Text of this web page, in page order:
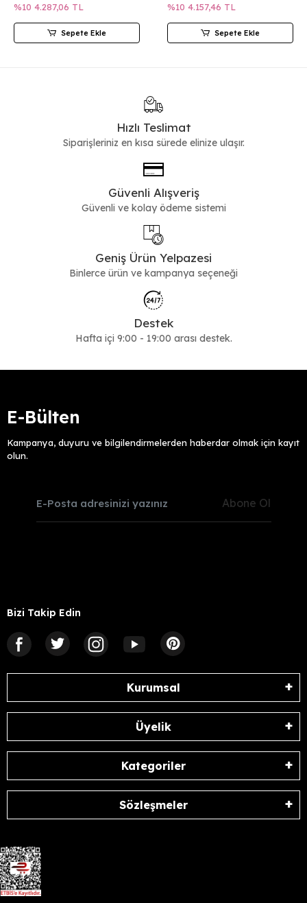
%10 4.287,06 TL
Sepete Ekle
%10 4.157,46 TL
Sepete Ekle
Hızlı Teslimat
Siparişleriniz en kısa sürede elinize ulaşır.
Güvenli Alışveriş
Güvenli ve kolay ödeme sistemi
Geniş Ürün Yelpazesi
Binlerce ürün ve kampanya seçeneği
Destek
Hafta içi 9:00 - 19:00 arası destek.
E-Bülten
Kampanya, duyuru ve bilgilendirmelerden haberdar olmak için kayıt
olun.
Abone Ol
Bizi Takip Edin
Kurumsal
Üyelik
Kategoriler
Sözleşmeler